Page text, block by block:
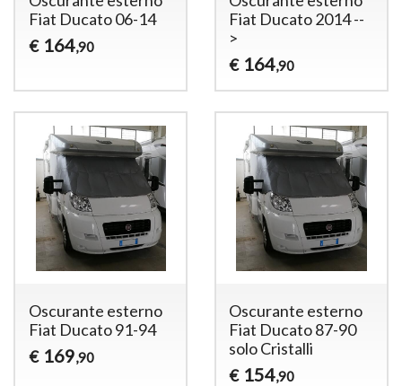
Fiat Ducato 06-14
€ 164,90
Fiat Ducato 2014 --
>
€ 164,90
Oscurante esterno
Fiat Ducato 91-94
€ 169,90
Oscurante esterno
Fiat Ducato 87-90
solo Cristalli
€ 154,90